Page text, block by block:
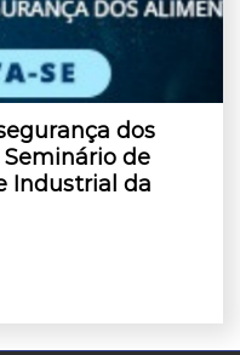
dos
de
Industrial da